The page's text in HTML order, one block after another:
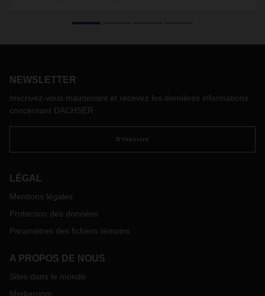
intégrés de transport et de logistique contractuelle.
NEWSLETTER
Inscrivez-vous maintenant et recevez les dernières informations
concernant DACHSER
S'inscrire
LÉGAL
Mentions légales
Protection des données
Paramètres des fichiers témoins
A PROPOS DE NOUS
Sites dans le monde
Mediaroom